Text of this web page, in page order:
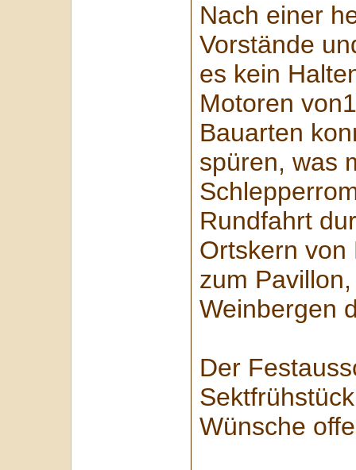
Nach einer
Vorstände
es kein
Motoren
Bauarten
spüren, was
Rundfahrt
Ortskern von
zum
Weinbergen
Der
Wünsche